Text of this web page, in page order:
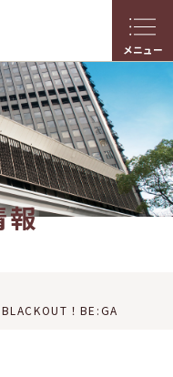
メニュー
報
！BE:GA